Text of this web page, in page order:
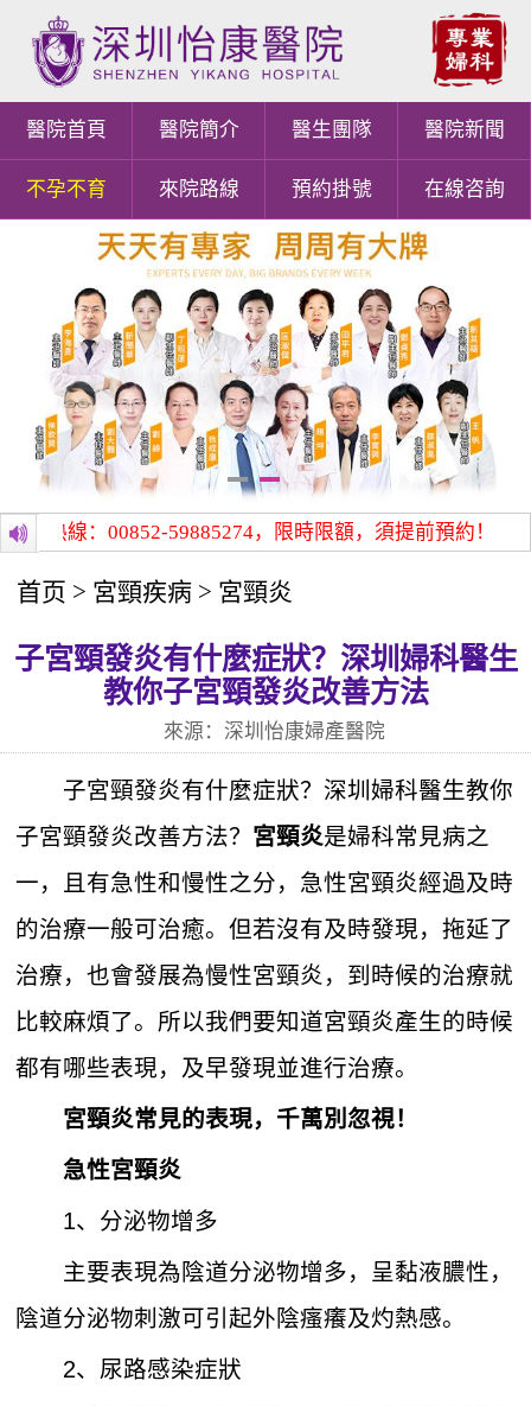
醫院首頁 醫院簡介 醫生團隊 醫院新聞
不孕不育 來院路線 預約掛號 在線咨詢
2
熱線：00852-59885274，限時限額，須提前預約！ 深圳
首页 > 宮頸疾病 > 宮頸炎
子宮頸發炎有什麼症狀？深圳婦科醫生
教你子宮頸發炎改善方法
來源：深圳怡康婦產醫院
子宮頸發炎有什麼症狀？深圳婦科醫生教你
子宮頸發炎改善方法？ 宮頸炎是婦科常見病之
一，且有急性和慢性之分，急性宮頸炎經過及時
的治療一般可治癒。但若沒有及時發現，拖延了
治療，也會發展為慢性宮頸炎，到時候的治療就
比較麻煩了。所以我們要知道宮頸炎產生的時候
都有哪些表現，及早發現並進行治療。
宮頸炎常見的表現，千萬別忽視！
急性宮頸炎
1、分泌物增多
主要表現為陰道分泌物增多，呈黏液膿性，
陰道分泌物刺激可引起外陰瘙癢及灼熱感。
2、尿路感染症狀